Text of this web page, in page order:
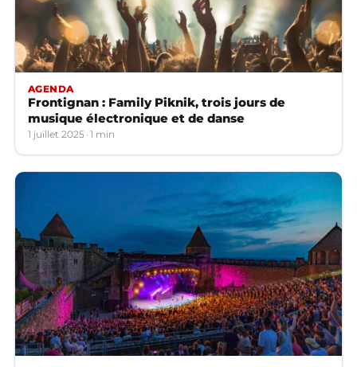
AGENDA
Frontignan : Family Piknik, trois jours de
musique électronique et de danse
1 juillet 2025 1 min